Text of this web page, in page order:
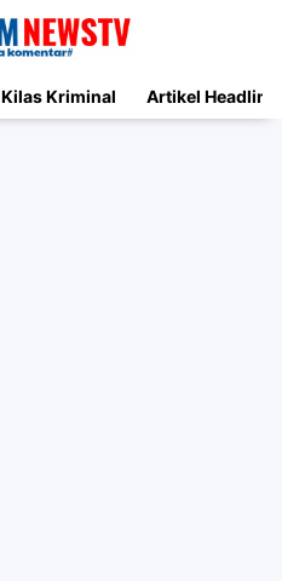
Kilas Kriminal Artikel Headline